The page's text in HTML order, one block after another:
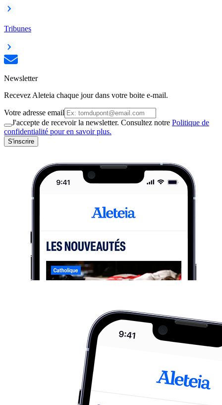
Tribunes
Newsletter
Recevez Aleteia chaque jour dans votre boite e-mail.
Votre adresse email
J'accepte de recevoir la newsletter. Consultez notre Politique de
confidentialité pour en savoir plus.
S'inscrire